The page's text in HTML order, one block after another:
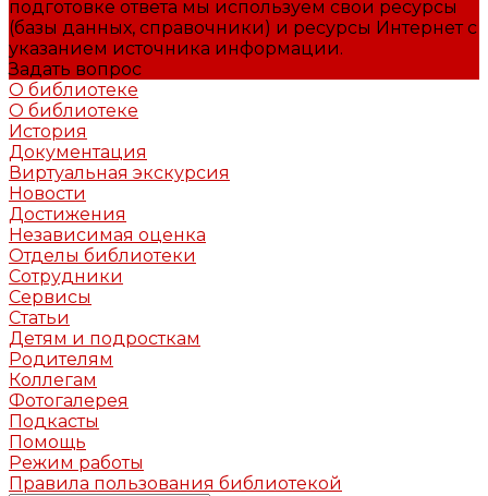
подготовке ответа мы используем свои ресурсы
(базы данных, справочники) и ресурсы Интернет с
указанием источника информации.
Задать вопрос
О библиотеке
О библиотеке
История
Документация
Виртуальная экскурсия
Новости
Достижения
Независимая оценка
Отделы библиотеки
Сотрудники
Сервисы
Статьи
Детям и подросткам
Родителям
Коллегам
Фотогалерея
Подкасты
Помощь
Режим работы
Правила пользования библиотекой